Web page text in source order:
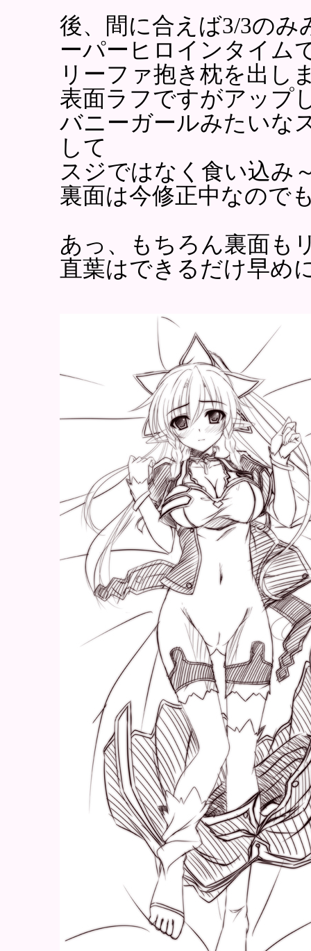
後、間に合えば3/3のみ
ーパーヒロインタイム
リーファ抱き枕を出し
表面ラフですがアップ
バニーガールみたいな
して
スジではなく食い込み
裏面は今修正中なので
あっ、もちろん裏面も
直葉はできるだけ早め